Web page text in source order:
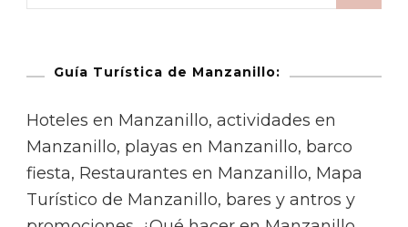
Guía Turística de Manzanillo:
Hoteles en Manzanillo, actividades en
Manzanillo, playas en Manzanillo, barco
fiesta, Restaurantes en Manzanillo, Mapa
Turístico de Manzanillo, bares y antros y